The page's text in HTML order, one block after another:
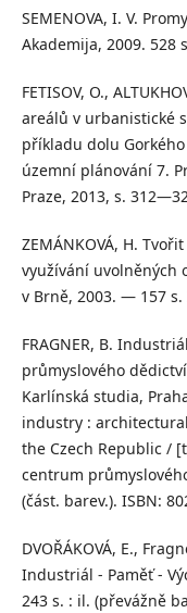
SEMENOVA, I. V.
Akademija, 2009. 528
FETISOV, O.,
areálů v urbanistické
příkladu dolu
územní plánování 7.
Praze, 2013, s.
ZEMÁNKOVÁ, H.
využívání uvolněných
v Brně, 2003. — 157 s.
FRAGNER, B.
průmyslového
Karlínská studia,
industry :
the Czech Republic /
centrum
(část. barev.). ISBN:
DVOŘÁKOVÁ, E.,
Industriál - Paměť -
243 s. : il. (převážně